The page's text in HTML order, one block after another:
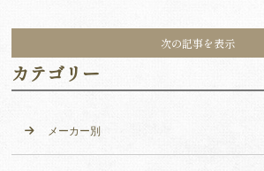
次の記事を表示
カテゴリー
メーカー別